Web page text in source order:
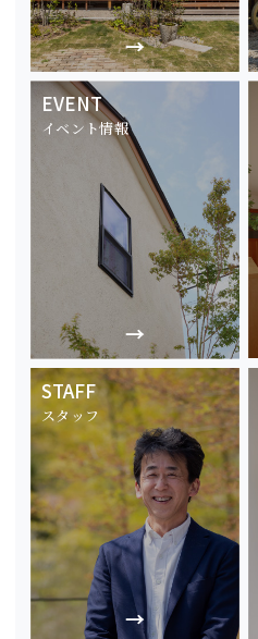
EVENT
イベント情報
STAFF
スタッフ